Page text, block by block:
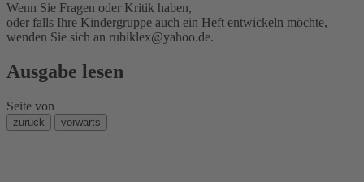
Wenn Sie Fragen oder Kritik haben,
oder falls Ihre Kindergruppe auch ein Heft entwickeln möchte,
wenden Sie sich an rubiklex@yahoo.de.
Ausgabe lesen
Seite von
zurück vorwärts